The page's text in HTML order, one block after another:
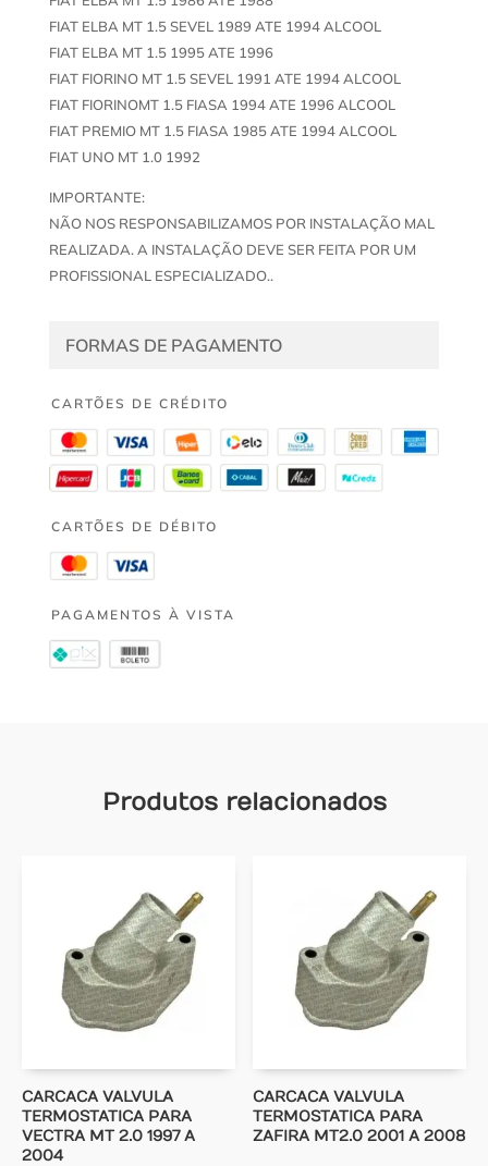
FIAT ELBA MT 1.5 SEVEL 1989 ATE 1994 ALCOOL
FIAT ELBA MT 1.5 1995 ATE 1996
FIAT FIORINO MT 1.5 SEVEL 1991 ATE 1994 ALCOOL
FIAT FIORINOMT 1.5 FIASA 1994 ATE 1996 ALCOOL
FIAT PREMIO MT 1.5 FIASA 1985 ATE 1994 ALCOOL
FIAT UNO MT 1.0 1992
IMPORTANTE:
NÃO NOS RESPONSABILIZAMOS POR INSTALAÇÃO MAL
REALIZADA. A INSTALAÇÃO DEVE SER FEITA POR UM
PROFISSIONAL ESPECIALIZADO..
FORMAS DE PAGAMENTO
CARTÕES DE CRÉDITO
CARTÕES DE DÉBITO
PAGAMENTOS À VISTA
Produtos relacionados
CARCACA VALVULA
TERMOSTATICA PARA
VECTRA MT 2.0 1997 A
2004
CARCACA VALVULA
TERMOSTATICA PARA
ZAFIRA MT2.0 2001 A 2008